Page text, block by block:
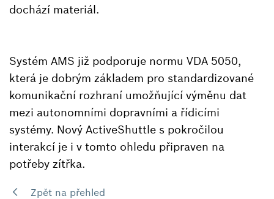
dochází materiál.
Systém AMS již podporuje normu VDA 5050,
která je dobrým základem pro standardizované
komunikační rozhraní umožňující výměnu dat
mezi autonomními dopravními a řídicími
systémy. Nový ActiveShuttle s pokročilou
interakcí je i v tomto ohledu připraven na
potřeby zítřka.
Zpět na přehled